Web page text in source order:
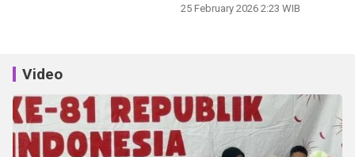
25 February 2026 2:23 WIB
Video